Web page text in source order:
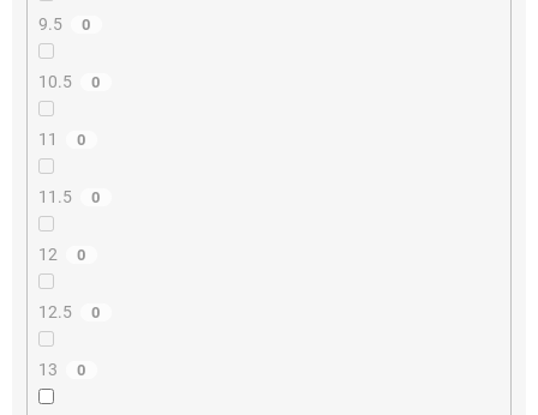
9.5 0
10.5 0
11 0
11.5 0
12 0
12.5 0
13 0